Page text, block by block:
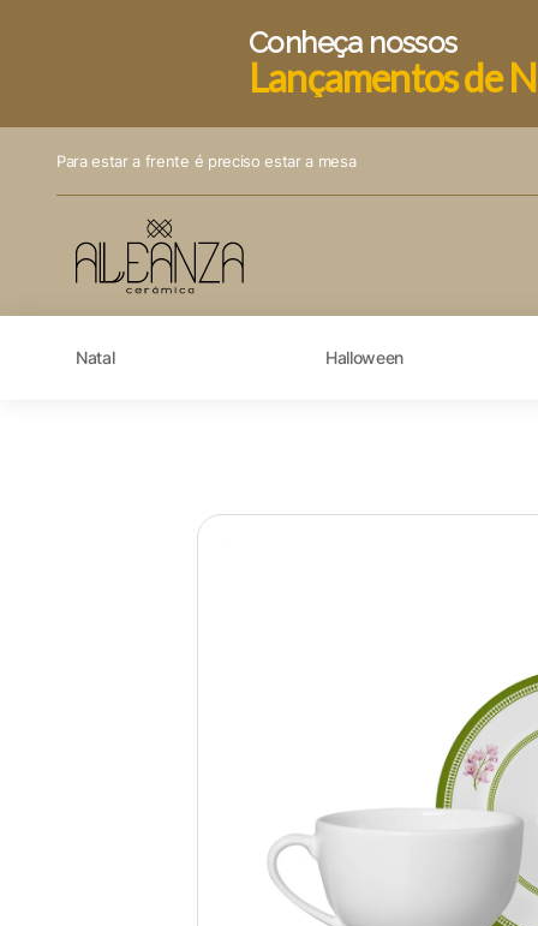
Conheça nossos
Lançamentos de
Para estar a frente é preciso estar a mesa
Natal Halloween